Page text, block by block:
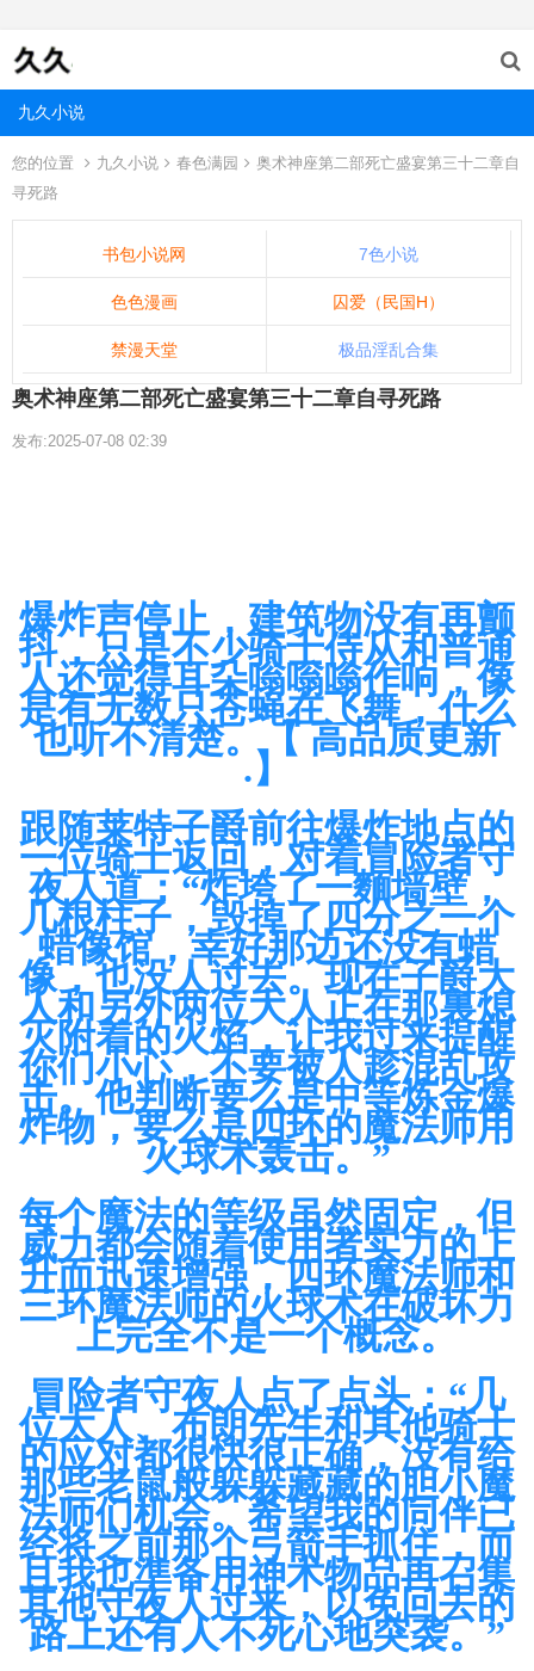
九久小说
您的位置 九久小说 春色满园
奥术神座第二部死亡盛宴第三十二章自
寻死路
书包小说网 7色小说
色色漫画 囚爱（民国H）
禁漫天堂 极品淫乱合集
奥术神座第二部死亡盛宴第三十二章自寻死路
发布:2025-07-08 02:39
爆炸声停止，建筑物没有再颤
抖，只是不少骑士侍从和普通
人还觉得耳朵嗡嗡嗡作响，像
是有无数只苍蝇在飞舞，什么
也听不清楚。【 高品质更新
.】
跟随莱特子爵前往爆炸地点的
一位骑士返回，对着冒险者守
夜人道：“炸垮了一麵墙壁，
几根柱子，毁掉了四分之一个
蜡像馆，幸好那边还没有蜡
像，也没人过去。现在子爵大
人和另外两位大人正在那裏熄
灭附着的火焰，让我过来提醒
你们小心，不要被人趁混乱攻
击。他判断要么是中等炼金爆
炸物，要么是四环的魔法师用
火球术轰击。”
每个魔法的等级虽然固定，但
威力都会随着使用者实力的上
升而迅速增强，四环魔法师和
三环魔法师的火球术在破坏力
上完全不是一个概念。
冒险者守夜人点了点头：“几
位大人、布朗先生和其他骑士
的应对都很快很正确，没有给
那些老鼠般躲躲藏藏的胆小魔
法师们机会。希望我的同伴已
经将之前那个弓箭手抓住，而
且我也準备用神术物品再召集
其他守夜人过来，以免回去的
路上还有人不死心地突袭。”